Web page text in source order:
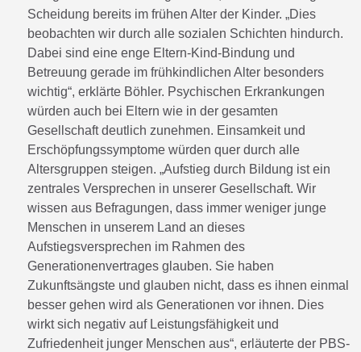
Scheidung bereits im frühen Alter der Kinder. „Dies
beobachten wir durch alle sozialen Schichten hindurch.
Dabei sind eine enge Eltern-Kind-Bindung und
Betreuung gerade im frühkindlichen Alter besonders
wichtig“, erklärte Böhler. Psychischen Erkrankungen
würden auch bei Eltern wie in der gesamten
Gesellschaft deutlich zunehmen. Einsamkeit und
Erschöpfungssymptome würden quer durch alle
Altersgruppen steigen. „Aufstieg durch Bildung ist ein
zentrales Versprechen in unserer Gesellschaft. Wir
wissen aus Befragungen, dass immer weniger junge
Menschen in unserem Land an dieses
Aufstiegsversprechen im Rahmen des
Generationenvertrages glauben. Sie haben
Zukunftsängste und glauben nicht, dass es ihnen einmal
besser gehen wird als Generationen vor ihnen. Dies
wirkt sich negativ auf Leistungsfähigkeit und
Zufriedenheit junger Menschen aus“, erläuterte der PBS-